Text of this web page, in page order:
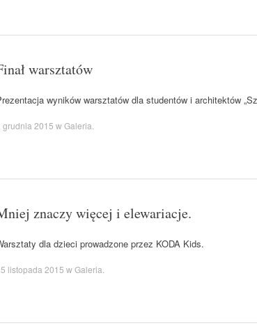
warsztatów
wyników warsztatów dla studentów i architektów
grudnia 2015 wGaleria
znaczy więcej i elewariacje.
dla dzieci prowadzone przez KODA Kids.
listopada 2015 wGaleria